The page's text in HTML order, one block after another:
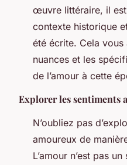
œuvre littéraire, il
contexte historique
été écrite. Cela
nuances et les
de l’amour à cette
Explorer les sentiments
N’oubliez pas
amoureux de
L’amour n’est pas